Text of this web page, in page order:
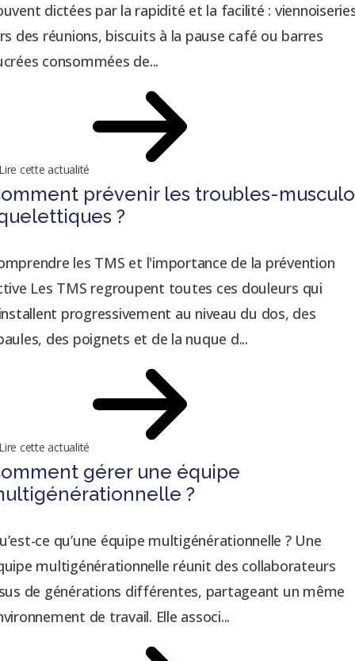
dictées par la rapidité et la facilité :
des réunions, biscuits à la pause café ou barres
consommées de...
cette actualité
prévenir les troubles-
?
les TMS et l'importance de la prévention
Les TMS regroupent toutes ces douleurs qui
progressivement au niveau du dos, des
des poignets et de la nuque d...
cette actualité
gérer une équipe
?
ce qu’une équipe multigénérationnelle ? Une
multigénérationnelle réunit des collaborateurs
de générations différentes, partageant un même
de travail. Elle associ...